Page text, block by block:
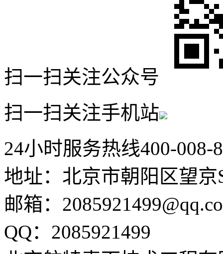
扫一扫关注公众号
扫一扫关注手机站
24小时服务热线400-008-
地址：北京市朝阳区望京
邮箱：
QQ：2085921499